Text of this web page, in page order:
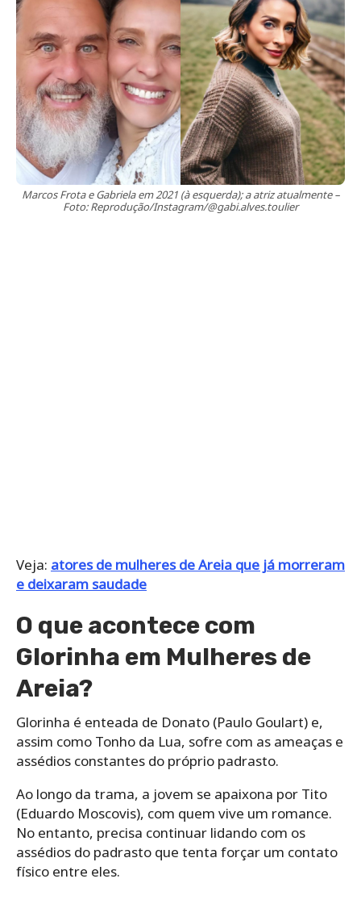
Marcos Frota e Gabriela em 2021 (à esquerda); a atriz atualmente –
Foto: Reprodução/Instagram/@gabi.alves.toulier
Veja: atores de mulheres de Areia que já morreram
e deixaram saudade
O que acontece com
Glorinha em Mulheres de
Areia?
Glorinha é enteada de Donato (Paulo Goulart) e,
assim como Tonho da Lua, sofre com as ameaças e
assédios constantes do próprio padrasto.
Ao longo da trama, a jovem se apaixona por Tito
(Eduardo Moscovis), com quem vive um romance.
No entanto, precisa continuar lidando com os
assédios do padrasto que tenta forçar um contato
físico entre eles.